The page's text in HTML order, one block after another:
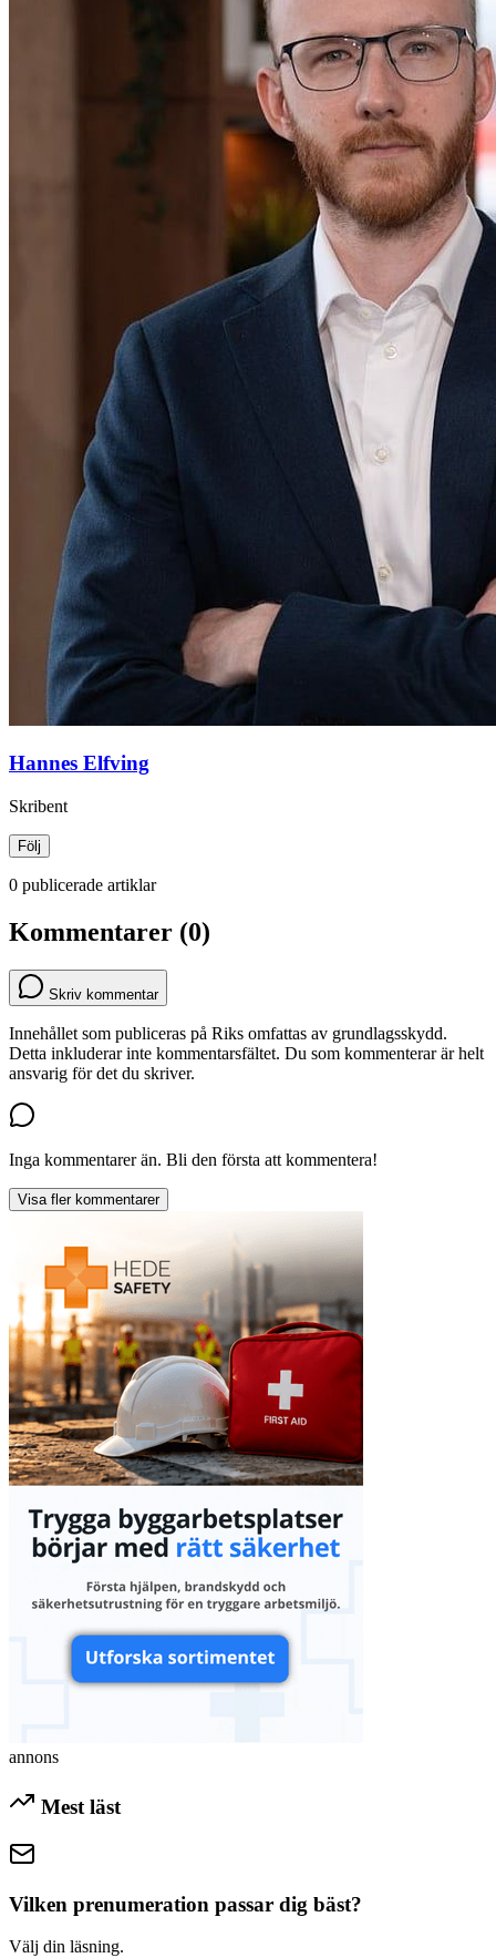
Hannes Elfving
Skribent
Följ
0 publicerade artiklar
Kommentarer (0)
Skriv kommentar
Innehållet som publiceras på Riks omfattas av grundlagsskydd.
Detta inkluderar inte kommentarsfältet. Du som kommenterar är helt
ansvarig för det du skriver.
Inga kommentarer än. Bli den första att kommentera!
Visa fler kommentarer
annons
Mest läst
Vilken prenumeration passar dig bäst?
Välj din läsning.